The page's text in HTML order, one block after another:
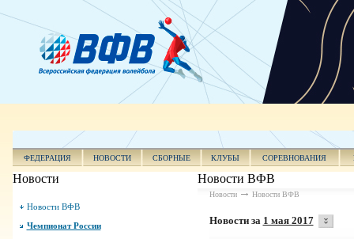
ФЕДЕРАЦИЯ НОВОСТИ СБОРНЫЕ КЛУБЫ СОРЕВНОВАНИЯ
Новости
Новости ВФВ
Чемпионат России
Новости ВФВ
Новости Новости ВФВ
Новости за 1 мая 2017